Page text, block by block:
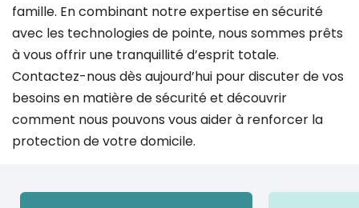
famille. En combinant notre expertise en sécurité
avec les technologies de pointe, nous sommes prêts
à vous offrir une tranquillité d’esprit totale.
Contactez-nous dès aujourd’hui pour discuter de vos
besoins en matière de sécurité et découvrir
comment nous pouvons vous aider à renforcer la
protection de votre domicile.